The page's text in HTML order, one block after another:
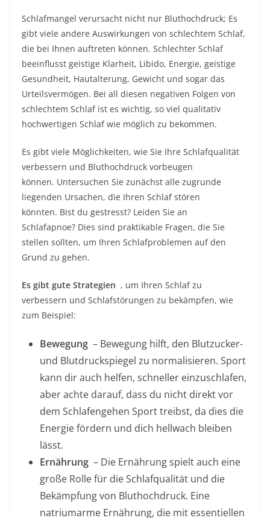
Schlafmangel verursacht nicht nur Bluthochdruck; Es
gibt viele andere Auswirkungen von schlechtem Schlaf,
die bei Ihnen auftreten können. Schlechter Schlaf
beeinflusst geistige Klarheit, Libido, Energie, geistige
Gesundheit, Hautalterung, Gewicht und sogar das
Urteilsvermögen. Bei all diesen negativen Folgen von
schlechtem Schlaf ist es wichtig, so viel qualitativ
hochwertigen Schlaf wie möglich zu bekommen.
Es gibt viele Möglichkeiten, wie Sie Ihre Schlafqualität
verbessern und Bluthochdruck vorbeugen
können. Untersuchen Sie zunächst alle zugrunde
liegenden Ursachen, die Ihren Schlaf stören
könnten. Bist du gestresst? Leiden Sie an
Schlafapnoe? Dies sind praktikable Fragen, die Sie
stellen sollten, um Ihren Schlafproblemen auf den
Grund zu gehen.
Es gibt gute Strategien , um Ihren Schlaf zu
verbessern und Schlafstörungen zu bekämpfen, wie
zum Beispiel:
Bewegung – Bewegung hilft, den Blutzucker-
und Blutdruckspiegel zu normalisieren. Sport
kann dir auch helfen, schneller einzuschlafen,
aber achte darauf, dass du nicht direkt vor
dem Schlafengehen Sport treibst, da dies die
Energie fördern und dich hellwach bleiben
lässt.
Ernährung – Die Ernährung spielt auch eine
große Rolle für die Schlafqualität und die
Bekämpfung von Bluthochdruck. Eine
natriumarme Ernährung, die mit essentiellen